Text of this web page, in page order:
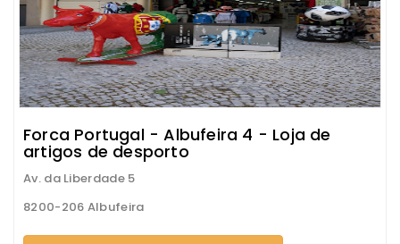
Forca Portugal - Albufeira 4 - Loja de
artigos de desporto
Av. da Liberdade 5
8200-206 Albufeira